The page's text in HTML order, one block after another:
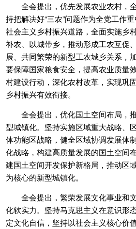
全会提出，优先发展农业农村，
持把解决好“三农”问题作为全党工作
社会主义乡村振兴道路，全面实施乡
补农、以城带乡，推动形成工农互促
展、共同繁荣的新型工农城乡关系，
要保障国家粮食安全，提高农业质量
村建设行动，深化农村改革，实现巩
乡村振兴有效衔接。
全会提出，优化国土空间布局，
型城镇化。坚持实施区域重大战略、
体功能区战略，健全区域协调发展体
化战略，构建高质量发展的国土空间
建国土空间开发保护新格局，推动区
为核心的新型城镇化。
全会提出，繁荣发展文化事业和
化软实力。坚持马克思主义在意识形
定文化自信，坚持以社会主义核心价